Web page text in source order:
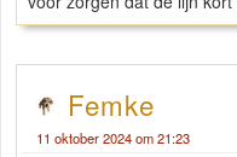
Femke
11 oktober 2024 om 21:23